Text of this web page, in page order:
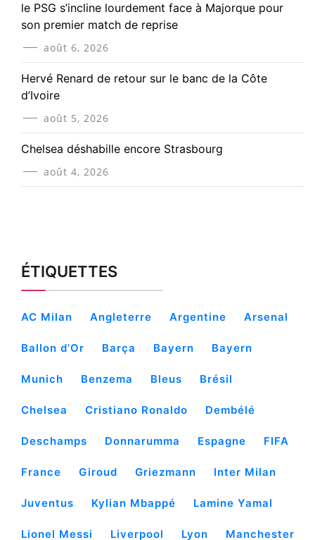
le PSG s’incline lourdement face à Majorque pour
son premier match de reprise
août 6, 2026
Hervé Renard de retour sur le banc de la Côte
d’Ivoire
août 5, 2026
Chelsea déshabille encore Strasbourg
août 4, 2026
ÉTIQUETTES
AC Milan Angleterre Argentine Arsenal
Ballon d’Or Barça Bayern Bayern
Munich Benzema Bleus Brésil
Chelsea Cristiano Ronaldo Dembélé
Deschamps Donnarumma Espagne FIFA
France Giroud Griezmann Inter Milan
Juventus Kylian Mbappé Lamine Yamal
Lionel Messi Liverpool Lyon Manchester